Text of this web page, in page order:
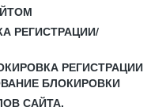
РЕГИСТРАЦИИ/
РЕГИСТРАЦИИ
БЛОКИРОВКИ
САЙТА.